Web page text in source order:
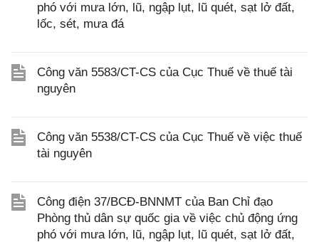
phó với mưa lớn, lũ, ngập lụt, lũ quét, sạt lở đất,
lốc, sét, mưa đá
Công văn 5583/CT-CS của Cục Thuế về thuế tài
nguyên
Công văn 5538/CT-CS của Cục Thuế về việc thuế
tài nguyên
Công điện 37/BCĐ-BNNMT của Ban Chỉ đạo
Phòng thủ dân sự quốc gia về việc chủ động ứng
phó với mưa lớn, lũ, ngập lụt, lũ quét, sạt lở đất,